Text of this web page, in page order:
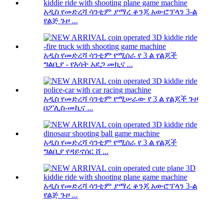
አዲስ የመድረሻ ሳንቲም ያማረ ቆንጆ አውሮፕላን 3-ል
የልጅ ጉዞ ...
አዲስ የመድረሻ ሳንቲም የሚሰራ የ 3 ል የልጆች
ግልቢያ - የእሳት አደጋ መኪና ...
አዲስ የመድረሻ ሳንቲም የሚሠራው የ 3 ል የልጆች ጉዞ
በፖሊስ-መኪና ...
አዲስ የመድረሻ ሳንቲም የሚሰራ የ 3 ል የልጆች
ግልቢያ የዳይኖሰር ሸ ...
አዲስ የመድረሻ ሳንቲም ያማረ ቆንጆ አውሮፕላን 3-ል
የልጅ ጉዞ ...